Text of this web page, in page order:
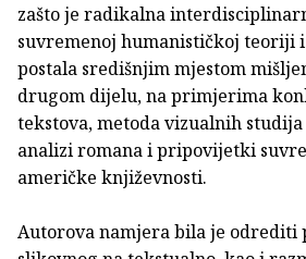
zašto je radikalna
suvremenoj humanističkoj teoriji
postala središnjim mjestom
drugom dijelu, na primjerima
tekstova, metoda vizualnih
analizi romana i pripovijetki
američke književnosti.
Autorova namjera bila je odrediti